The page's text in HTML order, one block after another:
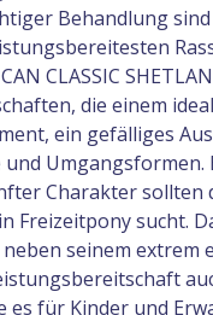
Behandlung
CLASSIC
die einem
ein gefälliges
und
Charakter sollten
Freizeitpony sucht.
seinem extrem
es für Kinder und